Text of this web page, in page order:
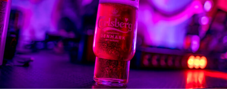
e
l
e
r
d
e
n
s
i